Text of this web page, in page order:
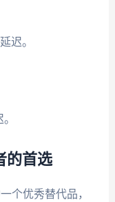
迟。
的首选
个优秀替代品，